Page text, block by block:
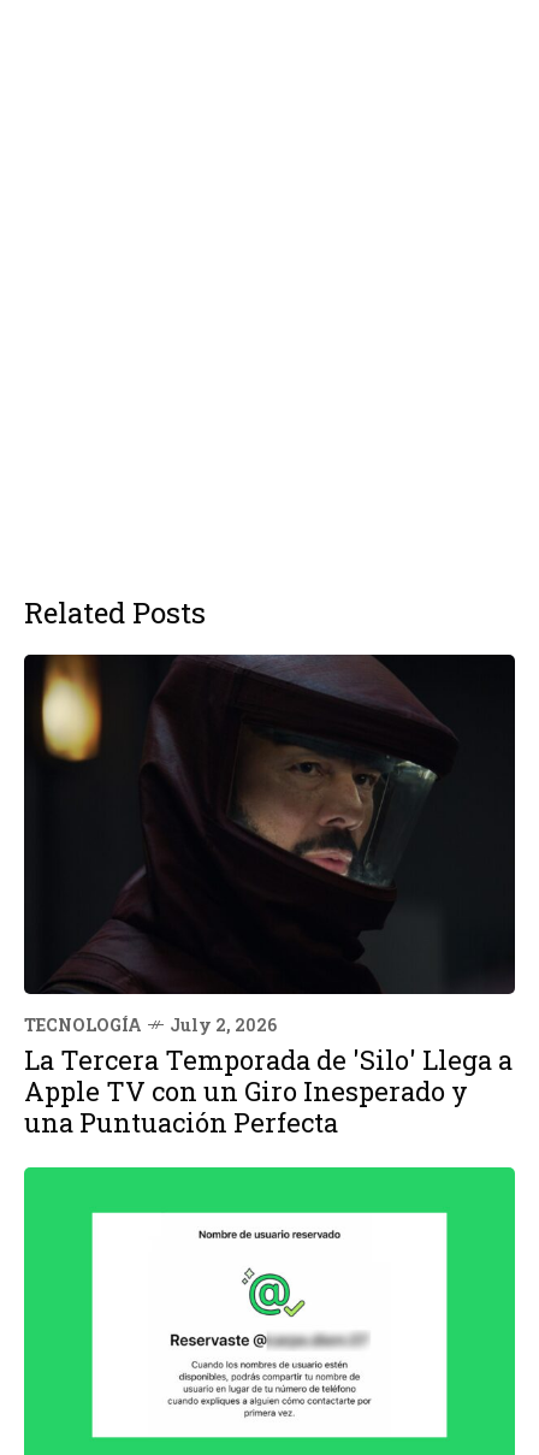
Related Posts
TECNOLOGÍA July 2, 2026
La Tercera Temporada de 'Silo' Llega a
Apple TV con un Giro Inesperado y
una Puntuación Perfecta